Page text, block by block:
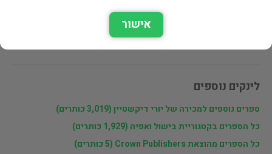
לינקים נוספים
ספרים נוספים למכירה של יורי דיקשטיין (3,019 כותרים)
כל הספרים בקטגוריית בישול ואפיה (1,929 כותרים)
כל הספרים מהוצאת Crown Publishers (5 כותרים)
אישור